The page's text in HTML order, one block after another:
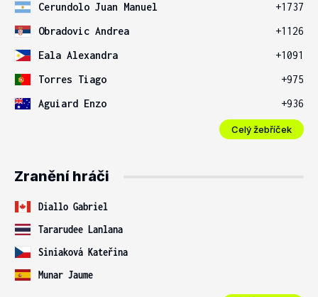
Cerundolo Juan Manuel
+1737
Obradovic Andrea
+1126
Eala Alexandra
+1091
Torres Tiago
+975
Aguiard Enzo
+936
Celý žebříček
Zranění hráči
Diallo Gabriel
Tararudee Lanlana
Siniaková Kateřina
Munar Jaume